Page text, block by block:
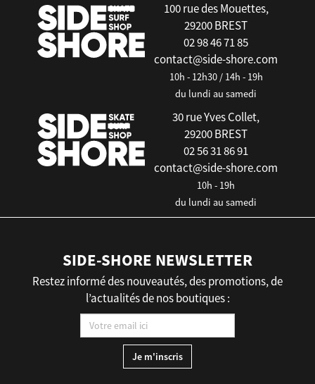
100 rue des Mouettes,
29200 BREST
02 98 46 71 85
contact@side-shore.com
10h - 12h30 / 14h - 19h
du lundi au samedi
30 rue Yves Collet,
29200 BREST
02 56 31 86 91
contact@side-shore.com
10h - 19h
du lundi au samedi
SIDE-SHORE NEWSLETTER
Restez informé des nouveautés, des promotions, de
l’actualités de nos boutiques :